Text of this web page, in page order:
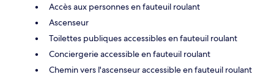
Accès aux personnes en fauteuil roulant
Ascenseur
Toilettes publiques accessibles en fauteuil roulant
Conciergerie accessible en fauteuil roulant
Chemin vers l'ascenseur accessible en fauteuil roulant